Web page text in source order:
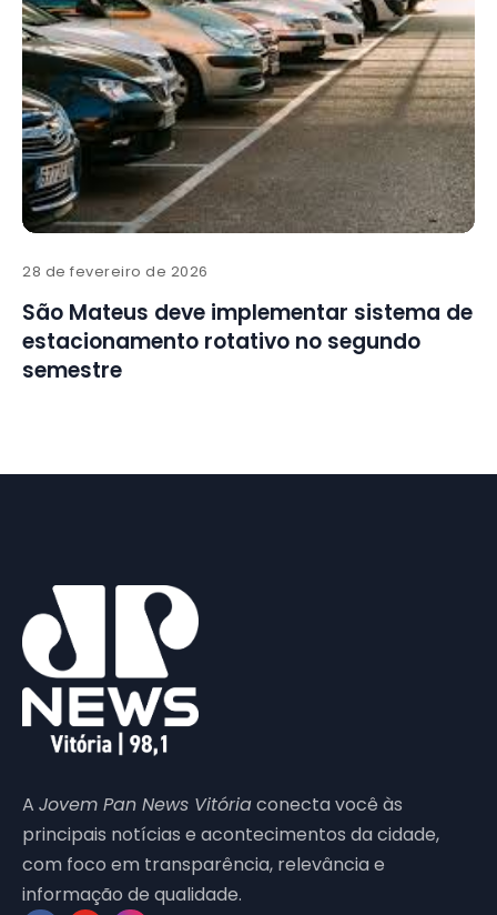
28 de fevereiro de 2026
São Mateus deve implementar sistema de
estacionamento rotativo no segundo
semestre
A Jovem Pan News Vitóriaconecta você às
principais notícias e acontecimentos da cidade,
com foco em transparência, relevância e
informação de qualidade.